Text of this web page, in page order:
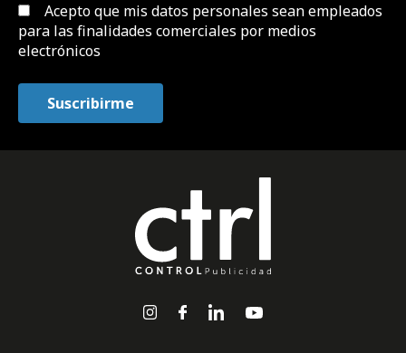
Acepto que mis datos personales sean empleados
para las finalidades comerciales por medios
electrónicos